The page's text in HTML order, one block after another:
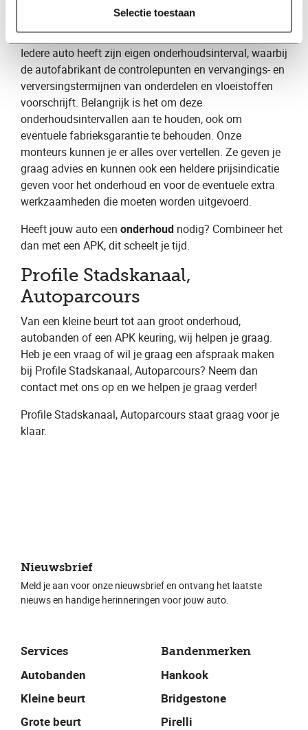
Selectie toestaan
helemaal af van het aantal kilometers dat je hebt
gereden en van de onderhoudshistorie van je auto.
Iedere auto heeft zijn eigen onderhoudsinterval, waarbij
de autofabrikant de controlepunten en vervangings- en
verversingstermijnen van onderdelen en vloeistoffen
voorschrijft. Belangrijk is het om deze
onderhoudsintervallen aan te houden, ook om
eventuele fabrieksgarantie te behouden. Onze
monteurs kunnen je er alles over vertellen. Ze geven je
graag advies en kunnen ook een heldere prijsindicatie
geven voor het onderhoud en voor de eventuele extra
werkzaamheden die moeten worden uitgevoerd.
Heeft jouw auto een onderhoud nodig? Combineer het
dan met een APK, dit scheelt je tijd.
Profile Stadskanaal,
Autoparcours
Van een kleine beurt tot aan groot onderhoud,
autobanden of een APK keuring, wij helpen je graag.
Heb je een vraag of wil je graag een ​afspraak​ maken
bij Profile Stadskanaal, Autoparcours​? Neem dan
contact met ons op en we helpen je graag verder!
Profile Stadskanaal, Autoparcours ​staat graag voor je
klaar.
Services
Autobanden
Kleine beurt
Grote beurt
Bandenmerken
Hankook
Bridgestone
Pirelli
Nieuwsbrief
Meld je aan voor onze nieuwsbrief en ontvang het laatste
nieuws en handige herinneringen voor jouw auto.